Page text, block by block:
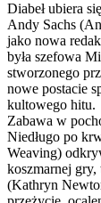
Diabeł ubiera
Andy Sachs
jako nowa
była szefowa
stworzonego
nowe postacie
kultowego hitu.
Zabawa w
Niedługo po
Weaving)
koszmarnej
(Kathryn